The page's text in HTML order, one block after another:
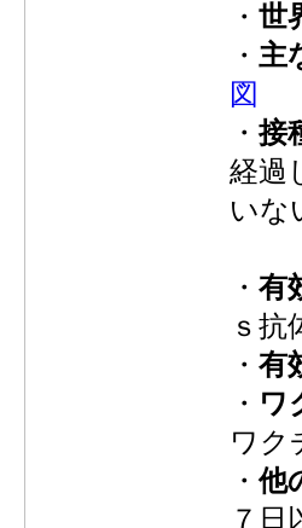
・ 世
・ 主
図
・接
経過
いな
→
・ 有
ｓ抗
・ 有
・ ワ
ワク
・他
７日